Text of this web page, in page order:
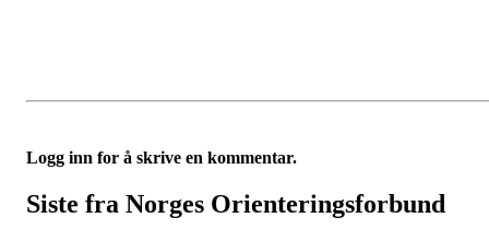
Logg inn for å skrive en kommentar.
Siste fra Norges Orienteringsforbund